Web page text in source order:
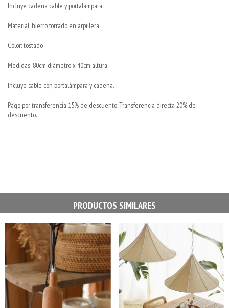
Incluye cadena cable y portalámpara.
Material: hierro forrado en arpillera
Color: tostado
Medidas: 80cm diámetro x 40cm altura
Incluye cable con portalámpara y cadena.
Pago por transferencia 15% de descuento. Transferencia directa 20% de
descuento.
PRODUCTOS SIMILARES